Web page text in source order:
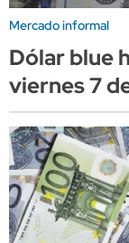
Mercado informal
Dólar blue
viernes 7